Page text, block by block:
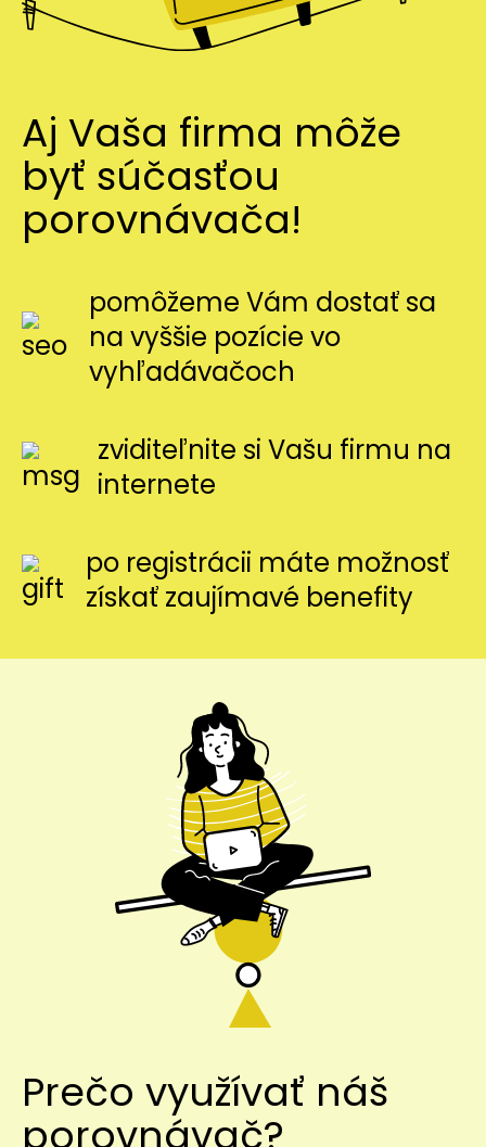
Aj Vaša firma môže
byť súčasťou
porovnávača!
pomôžeme Vám dostať sa
na vyššie pozície vo
vyhľadávačoch
zviditeľnite si Vašu firmu na
internete
po registrácii máte možnosť
získať zaujímavé benefity
Prečo využívať náš
porovnávač?